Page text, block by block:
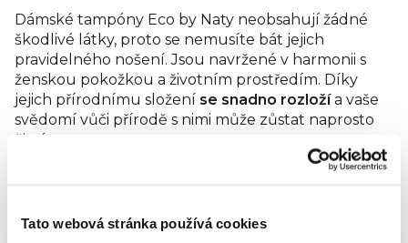
Tato webová stránka používá cookies
jsou produkty Naty veganské.
Obsah balení: 18 ks
Chci vědět více o Eco by Naty.
Dámské tampóny Eco by Naty neobsahují žádné
škodlivé látky, proto se nemusíte bát jejich
pravidelného nošení. Jsou navržené v harmonii s
ženskou pokožkou a životním prostředím. Díky
jejich přírodnímu složení se snadno rozložía vaše
svědomí vůči přírodě s nimi může zůstat naprosto
čisté.
pláštík, díky kterému sevlákna z tamponu